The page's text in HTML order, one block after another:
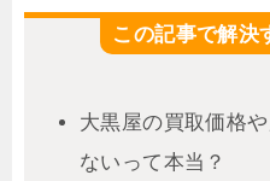
この記事で解決
大黒屋の買取価格
ないって本当？